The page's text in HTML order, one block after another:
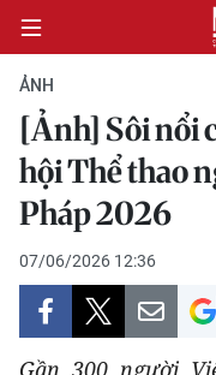
CHÍNH TRỊ
KINH TẾ
VĂN HÓA
XÃ HỘI
ẢNH
[Ảnh] Sôi nổi
hội Thể thao
Pháp 2026
07/06/2026 12:36
Gần 300 người